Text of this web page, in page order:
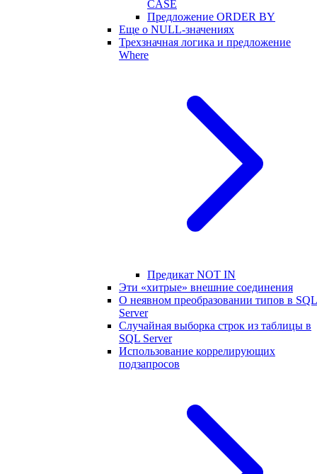
CASE
Предложение ORDER BY
Еще о NULL-значениях
Трехзначная логика и предложение
Where
Предикат NOT IN
Эти «хитрые» внешние соединения
О неявном преобразовании типов в SQL
Server
Случайная выборка строк из таблицы в
SQL Server
Использование коррелирующих
подзапросов